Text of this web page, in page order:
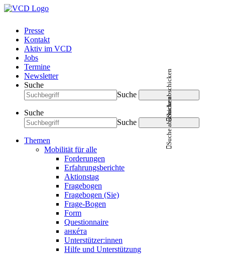
Presse
Kontakt
Aktiv im VCD
Jobs
Termine
Newsletter
Suche
Suche
Suche abschicken
Suche
Suche
Suche abschicken
Themen
Mobilität für alle
Forderungen
Erfahrungsberichte
Aktionstag
Fragebogen
Fragebogen (Sie)
Frage-Bogen
Form
Questionnaire
анкéта
Unterstützer:innen
Hilfe und Unterstützung